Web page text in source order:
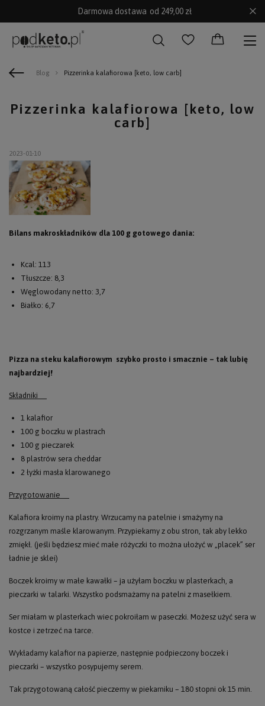
Darmowa dostawa od 249,00 zł
Blog Pizzerinka kalafiorowa [keto, low carb]
Pizzerinka kalafiorowa [keto, low
carb]
2023-01-10
Bilans makroskładników dla 100 g gotowego dania:
Kcal: 113
Tłuszcze: 8,3
Węglowodany netto: 3,7
Białko: 6,7
Pizza na steku kalafiorowym szybko prosto i smacznie – tak lubię
najbardziej!
Składniki
1 kalafior
100 g boczku w plastrach
100 g pieczarek
8 plastrów sera cheddar
2 łyżki masła klarowanego
Przygotowanie
Kalafiora kroimy na plastry. Wrzucamy na patelnie i smażymy na
rozgrzanym maśle klarowanym. Przypiekamy z obu stron, tak aby lekko
zmiękł. (jeśli będziesz mieć małe różyczki to można ułożyć w „placek” ser
ładnie je sklei)
Boczek kroimy w małe kawałki – ja użyłam boczku w plasterkach, a
pieczarki w talarki. Wszystko podsmażamy na patelni z masełkiem.
Ser miałam w plasterkach wiec pokroiłam w paseczki. Możesz użyć sera w
kostce i zetrzeć na tarce.
Wykładamy kalafior na papierze, następnie podpieczony boczek i
pieczarki – wszystko posypujemy serem.
Tak przygotowaną całość pieczemy w piekarniku – 180 stopni ok 15 min.